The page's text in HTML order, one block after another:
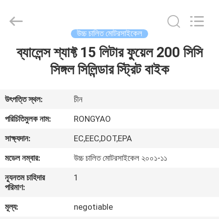
বাড়ি
আমাদের
সম্পর্কে
কারখানা
ভ্রমণ
মান
Vehicle
Co.,Ltd.
উচ্চ চালিত মোটরসাইকেল
ব্যালেন্স শ্যাফ্ট 15 লিটার ফুয়েল 200 সিসি
সিঙ্গল সিলিন্ডার স্ট্রিট বাইক
উৎপত্তি স্থল:
চীন
পরিচিতিমুলক নাম:
RONGYAO
সাক্ষ্যদান:
EC,EEC,DOT,EPA
মডেল নম্বার:
উচ্চ চালিত মোটরসাইকেল ২০০১-১১
ন্যূনতম চাহিদার
পরিমাণ:
1
মূল্য: negotiable